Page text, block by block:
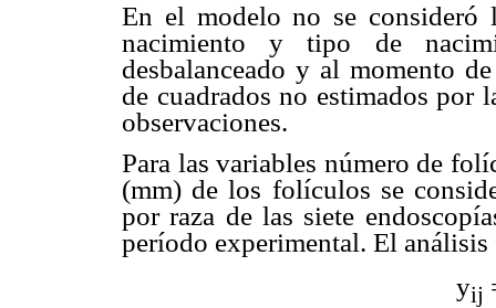
En el modelo no se consideró
nacimiento y tipo de
desbalanceado y al momento
de cuadrados no estimados por
observaciones.
Para las variables número de
(mm) de los folículos se
por raza de las siete
período experimental. El
yij